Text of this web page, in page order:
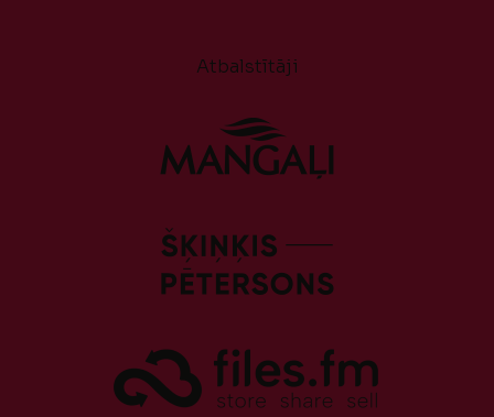
Atbalstītāji